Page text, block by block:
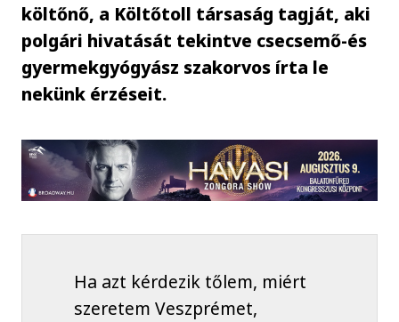
költőnő, a Költőtoll társaság tagját, aki
polgári hivatását tekintve csecsemő-és
gyermekgyógyász szakorvos írta le
nekünk érzéseit.
Ha azt kérdezik tőlem, miért
szeretem Veszprémet,